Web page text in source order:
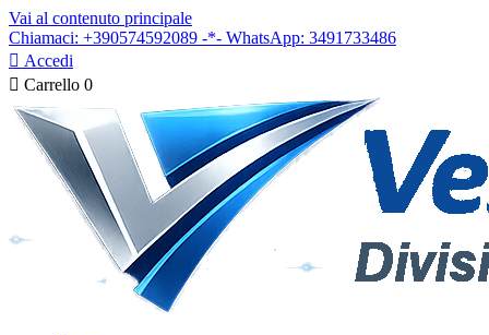
Vai al contenuto principale
Chiamaci: +390574592089 -*- WhatsApp: 3491733486
 Accedi
 Carrello 0